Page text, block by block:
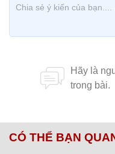
CÓ THỂ BẠN